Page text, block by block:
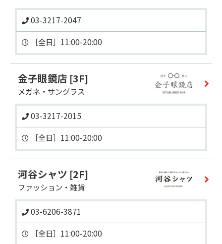
03-3217-2047
金子眼鏡店 [3F]
メガネ・サングラス
03-3217-2015
河谷シャツ [2F]
ファッション・雑貨
03-6206-3871